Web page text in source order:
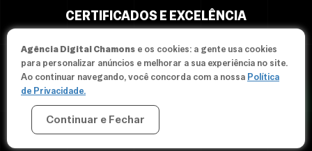
CERTIFICADOS E EXCELÊNCIA
© Since 2012-2026 Agência Chamons - Todos os direitos
Agência Digital Chamons e os cookies: a gente usa cookies
para personalizar anúncios e melhorar a sua experiência no site.
Ao continuar navegando, você concorda com a nossa Política
de Privacidade.
Continuar e Fechar